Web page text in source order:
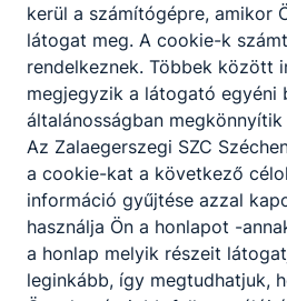
kerül a számítógépre, amikor
látogat meg. A cookie-k
rendelkeznek. Többek között
megjegyzik a látogató egyéni
általánosságban
Az Zalaegerszegi SZC
a cookie-kat a következő
információ gyűjtése azzal
használja Ön a honlapot -
a honlap melyik részeit
leginkább, így megtudhatjuk,